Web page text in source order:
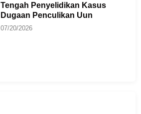
Tengah Penyelidikan Kasus
Dugaan Penculikan Uun
07/20/2026